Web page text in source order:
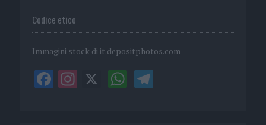
Codice etico
Immagini stock di it.depositphotos.com